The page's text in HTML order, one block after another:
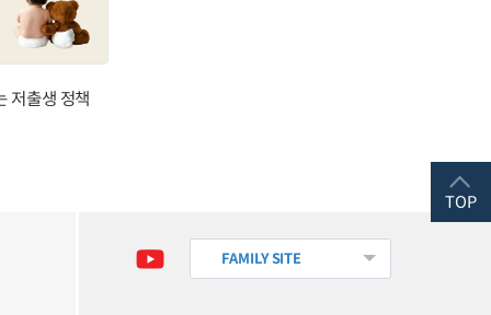
저출생 정책
FAMILY SITE
TOP